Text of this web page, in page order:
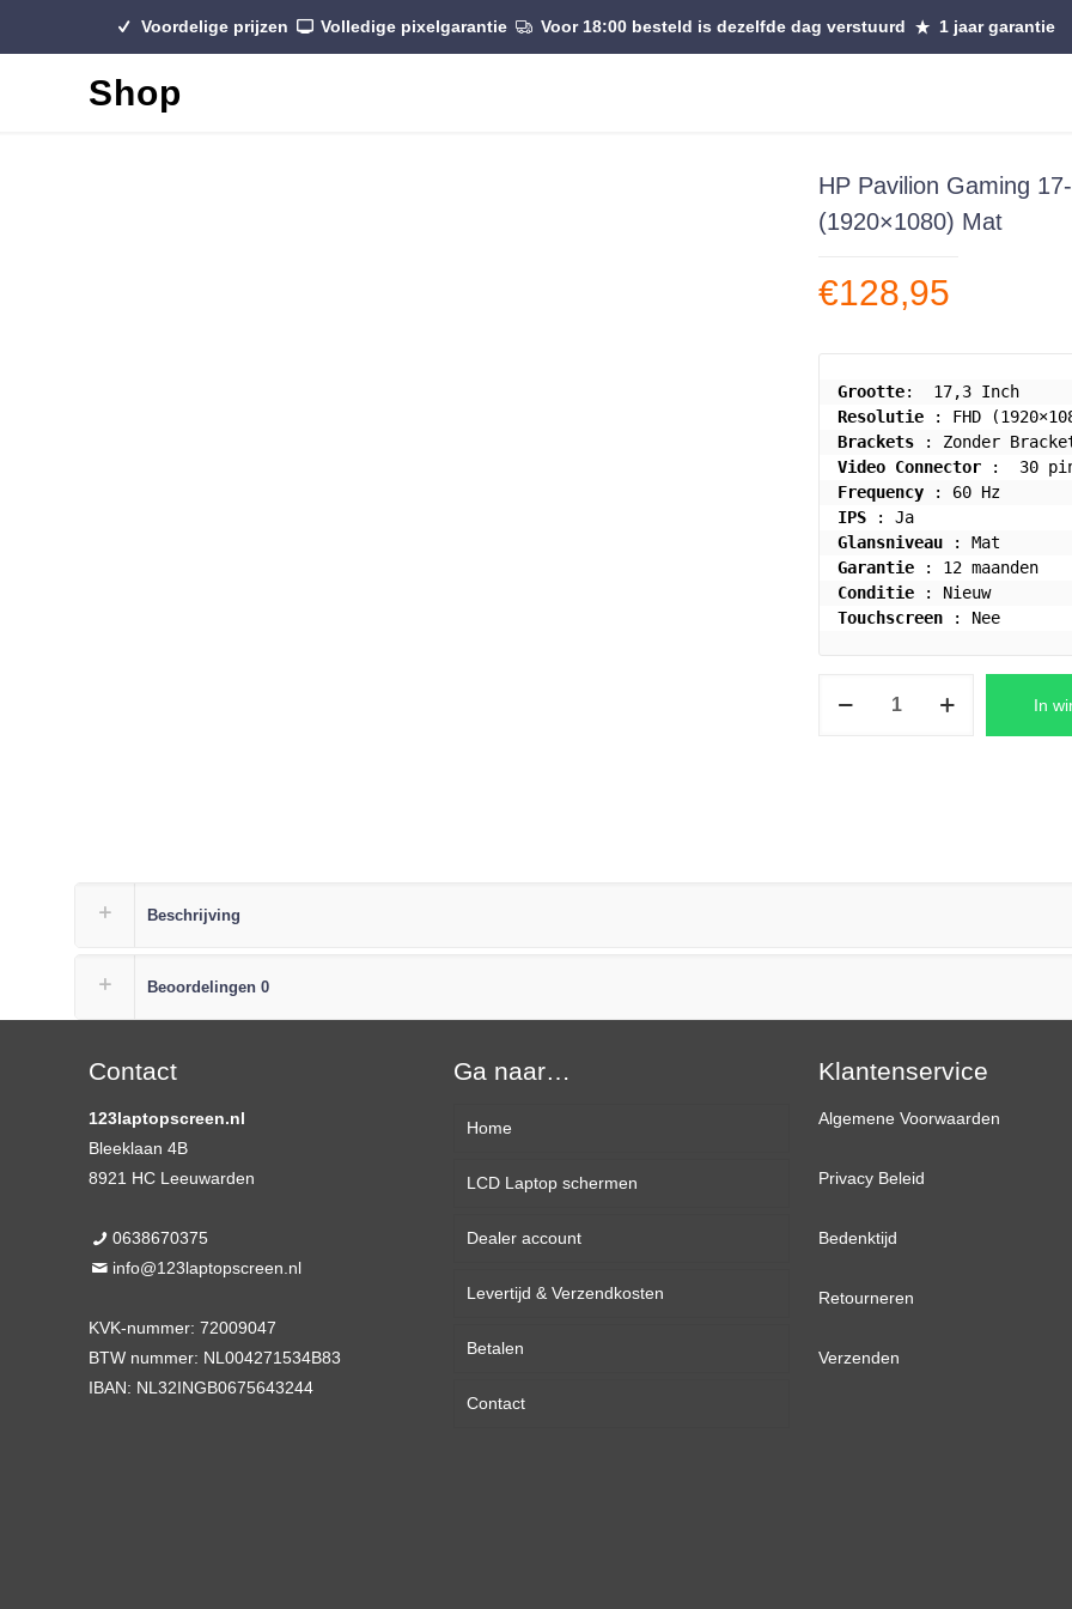
Voordelige prijzen Volledige pixelgarantie Voor 18:00 besteld is dezelfde dag verstuurd 1 jaar garantie
Shop
HP Pavilion Gaming
(1920×1080) Mat
€128,95
Grootte
Resolutie
Brackets
Video Connector
Frequency
IPS
Glansniveau
Garantie
Conditie
: Nieuw
Touchscreen : Nee
aantal
In
Beschrijving
Beoordelingen 0
Contact
123laptopscreen.nl
Bleeklaan 4B
8921 HC Leeuwarden
0638670375
info@123laptopscreen.nl
KVK-nummer: 72009047
BTW nummer: NL004271534B83
IBAN: NL32INGB0675643244
Ga naar…
Home
LCD Laptop schermen
13,3 inch
14,0 inch
15,6 inch
17,3 inch
Dealer account
Levertijd & Verzendkosten
Betalen
Contact
Klantenservice
Algemene Voorwaarden
Privacy Beleid
Bedenktijd
Retourneren
Verzenden